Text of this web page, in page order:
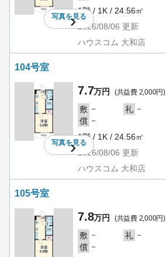
写真を見る
1階 / 1K / 24.56㎡
2026/08/06 更新
ハウスコム 大和店
104号室
写真を見る
7.7万円 (共益費 2,000円)
敷 － 礼 －
償 －
1階 / 1K / 24.56㎡
2026/08/06 更新
ハウスコム 大和店
105号室
7.8万円 (共益費 2,000円)
敷 － 礼 －
償 －